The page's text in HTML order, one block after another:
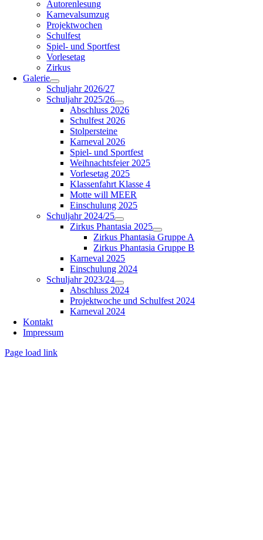
Autorenlesung
Karnevalsumzug
Projektwochen
Schulfest
Spiel- und Sportfest
Vorlesetag
Zirkus
Galerie
Schuljahr 2026/27
Schuljahr 2025/26
Abschluss 2026
Schulfest 2026
Stolpersteine
Karneval 2026
Spiel- und Sportfest
Weihnachtsfeier 2025
Vorlesetag 2025
Klassenfahrt Klasse 4
Motte will MEER
Einschulung 2025
Schuljahr 2024/25
Zirkus Phantasia 2025
Zirkus Phantasia Gruppe A
Zirkus Phantasia Gruppe B
Karneval 2025
Einschulung 2024
Schuljahr 2023/24
Abschluss 2024
Projektwoche und Schulfest 2024
Karneval 2024
Kontakt
Impressum
Page load link